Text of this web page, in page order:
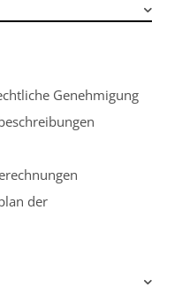
Genehmigung
der